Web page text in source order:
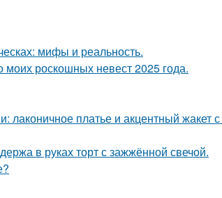
мифы и реальность.
роскошных невест 2025 года.
лаконичное платье и акцентный жакет с
в руках торт с зажжённой свечой.